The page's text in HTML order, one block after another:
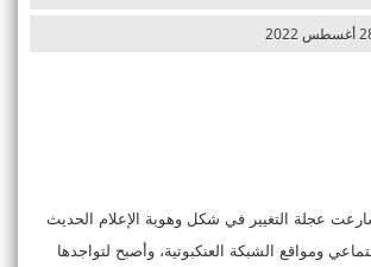
عجلة التغيير في شكل وهوية الإعلام الحديث
ومواقع الشبكة العنكبوتية، وأصبح لتواجدها